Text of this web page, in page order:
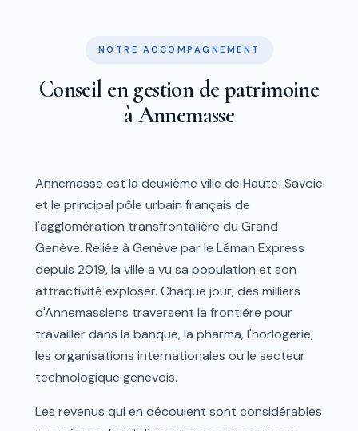
NOTRE ACCOMPAGNEMENT
Conseil en gestion de patrimoine
à Annemasse
Annemasse est la deuxième ville de Haute-Savoie
et le principal pôle urbain français de
l'agglomération transfrontalière du Grand
Genève. Reliée à Genève par le Léman Express
depuis 2019, la ville a vu sa population et son
attractivité exploser. Chaque jour, des milliers
d'Annemassiens traversent la frontière pour
travailler dans la banque, la pharma, l'horlogerie,
les organisations internationales ou le secteur
technologique genevois.
Les revenus qui en découlent sont considérables